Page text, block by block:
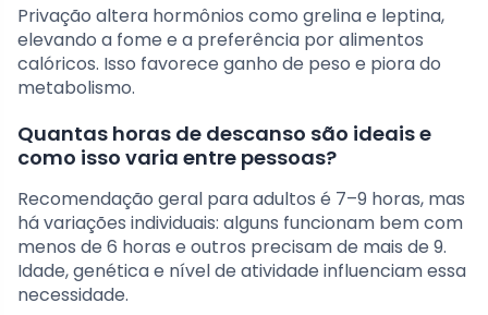
Privação altera hormônios como grelina e leptina,
elevando a fome e a preferência por alimentos
calóricos. Isso favorece ganho de peso e piora do
metabolismo.
Quantas horas de descanso são ideais e
como isso varia entre pessoas?
Recomendação geral para adultos é 7–9 horas, mas
há variações individuais: alguns funcionam bem com
menos de 6 horas e outros precisam de mais de 9.
Idade, genética e nível de atividade influenciam essa
necessidade.